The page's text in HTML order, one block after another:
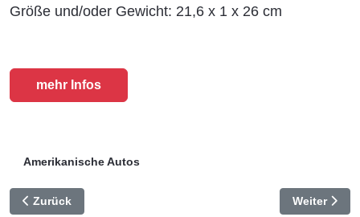
Größe und/oder Gewicht: 21,6 x 1 x 26 cm
mehr Infos
Amerikanische Autos
Vorheriger Beitrag: Auto Focus Classic Cadillac
Zurück Nächster
Weiter